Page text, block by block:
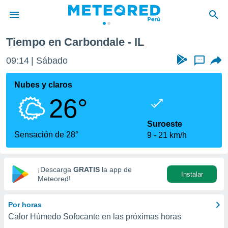
de
ha sido
calidad.
a este
las
y
digital
basada
Tiempo en Carbondale - IL
09:14 Sábado ...
Nubes y claros
26°
Sensación de 28°
Suroeste
9
21 km/h
¡Descarga GRATIS la app de
Meteored!
Instalar
Por horas
Calor Húmedo Sofocante en las próximas horas